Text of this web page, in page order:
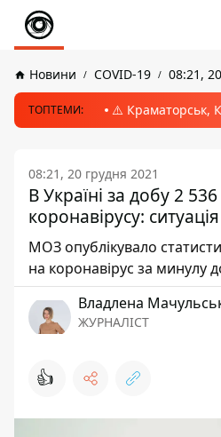
Новини COVID-19 08:21,
ТОПТЕМИ: ⚠️ Краматорськ,
08:21, 20 грудня 2021
В Україні за добу 2
коронавірусу:
МОЗ опублікувало
на коронавірус за минулу
Владлена
ЖУРНАЛІСТ
👍